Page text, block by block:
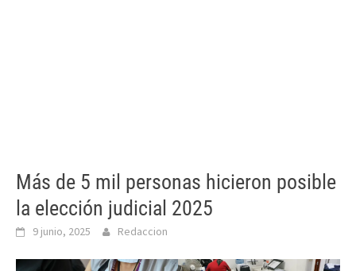
Más de 5 mil personas hicieron posible
la elección judicial 2025
9 junio, 2025 Redaccion